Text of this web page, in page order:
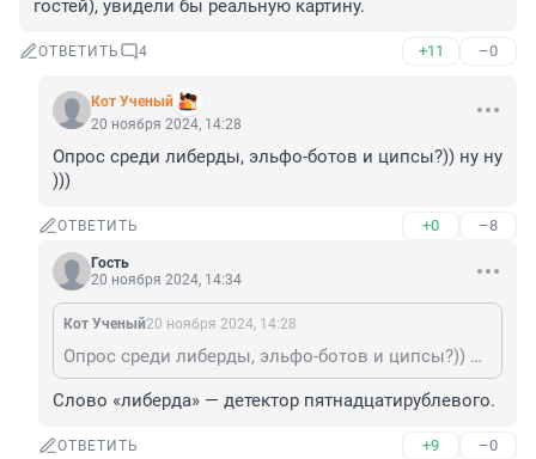
гостей), увидели бы реальную картину.
ОТВЕТИТЬ 4 +11 –0
Кот Ученый
20 ноября 2024, 14:28
Опрос среди либерды, эльфо-ботов и ципсы?)) ну ну
)))
ОТВЕТИТЬ +0 –8
Гость
20 ноября 2024, 14:34
Кот Ученый20 ноября 2024, 14:28
Опрос среди либерды, эльфо-ботов и ципсы?)) ну ну )))
Слово «либерда» — детектор пятнадцатирублевого.
ОТВЕТИТЬ +9 –0